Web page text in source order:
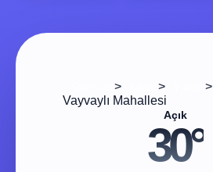
> >
>
Vayvaylı Mahallesi
Açık
30°